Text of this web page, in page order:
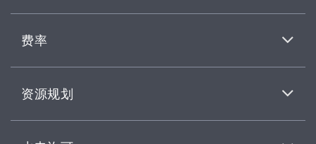
费率
资源规划